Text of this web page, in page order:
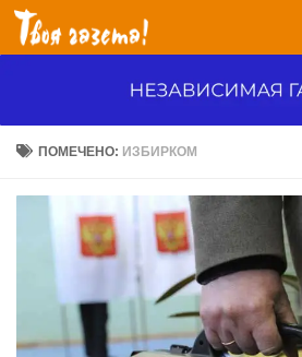
Перейти к содержимому
ПОМЕЧЕНО: ИЗБИРКОМ